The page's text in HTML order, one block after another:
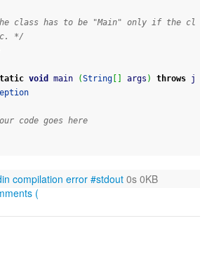
class has to be "Main" only if the cl
*/
void main (String args ) throws j
code goes here
compilation error #stdout 0s 0KB
(